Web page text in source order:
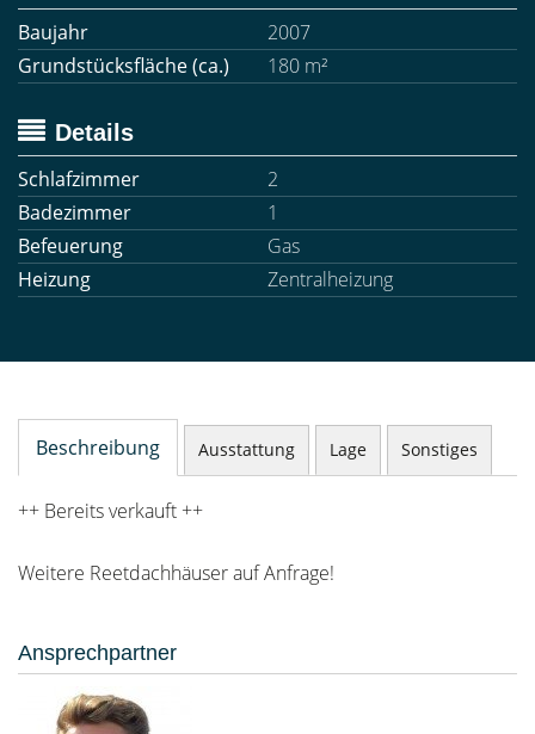
Baujahr
2007
Grundstücksfläche (ca.)
180 m²
Details
Schlafzimmer
2
Badezimmer
1
Befeuerung
Gas
Heizung
Zentralheizung
Beschreibung Ausstattung Lage Sonstiges
++ Bereits verkauft ++
Weitere Reetdachhäuser auf Anfrage!
Ansprechpartner